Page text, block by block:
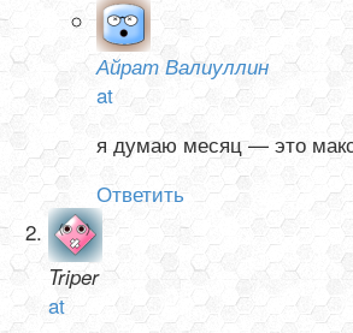
Айрат Валиуллин
at
я думаю месяц — это
Ответить
Triper
at